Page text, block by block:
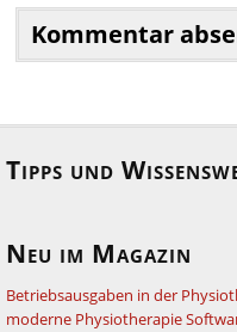
Tipps und
Neu im Magazin
Betriebsausgaben in der
moderne Physiotherapie